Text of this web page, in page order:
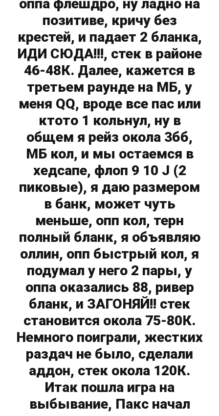
оппа флешдро, ну ладно на
позитиве, кричу без
крестей, и падает 2 бланка,
ИДИ СЮДА!!!, стек в районе
46-48К. Далее, кажется в
третьем раунде на МБ, у
меня QQ, вроде все пас или
ктото 1 кольнул, ну в
общем я рейз окола 3бб,
МБ кол, и мы остаемся в
хедсапе, флоп 9 10 J (2
пиковые), я даю размером
в банк, может чуть
меньше, опп кол, терн
полный бланк, я объявляю
оллин, опп быстрый кол, я
подумал у него 2 пары, у
оппа оказались 88, ривер
бланк, и ЗАГОНЯЙ!! стек
становится окола 75-80К.
Немного поиграли, жестких
раздач не было, сделали
аддон, стек окола 120К.
Итак пошла игра на
выбывание, Пакс начал